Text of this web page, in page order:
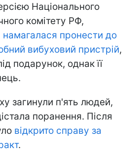
Національного
комітету РФ,
намагалася пронести до
вибуховий пристрій,
подарунок, однак її
загинули п'ять людей,
поранення. Після
відкрито справу за
.